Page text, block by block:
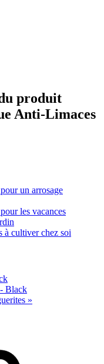
produit
Anti-Limaces
un arrosage
les vacances
à cultiver chez soi
Black
»